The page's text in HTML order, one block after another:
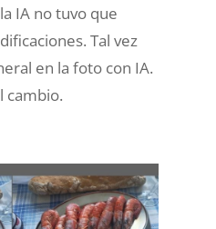
IA no tuvo que
Tal vez
en la foto con IA.
cambio.